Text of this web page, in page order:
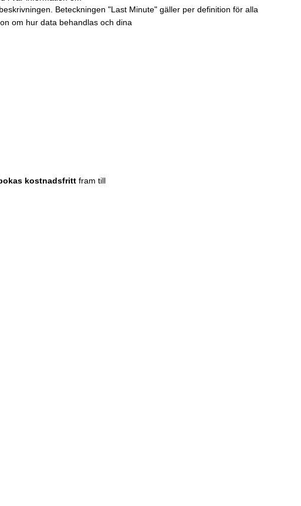
om hur data behandlas och dina
Beteckningen "Last Minute" gäller per definition för alla
kostnadsfrittfram till